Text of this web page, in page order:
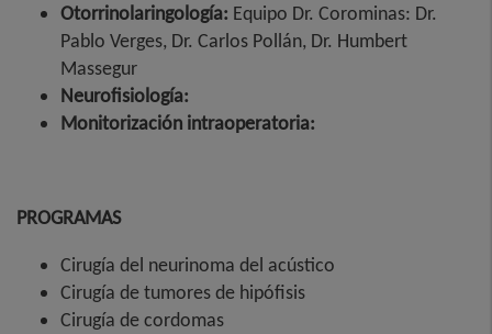
Otorrinolaringología: Equipo Dr. Corominas: Dr.
Pablo Verges, Dr. Carlos Pollán, Dr. Humbert
Massegur
Neurofisiología:
Monitorización intraoperatoria:
PROGRAMAS
Cirugía del neurinoma del acústico
Cirugía de tumores de hipófisis
Cirugía de cordomas